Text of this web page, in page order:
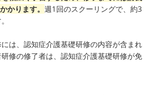
かります。 週1回のスクーリングで、約3
は、認知症介護基礎研修の内容が含まれ
修の修了者は、認知症介護基礎研修が免